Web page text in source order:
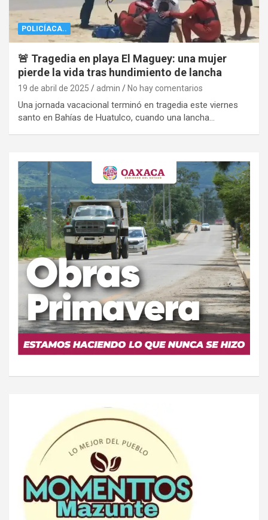
POLICÍACA..
🚨 Tragedia en playa El Maguey: una mujer
pierde la vida tras hundimiento de lancha
19 de abril de 2025 admin No hay comentarios
Una jornada vacacional terminó en tragedia este viernes
santo en Bahías de Huatulco, cuando una lancha…